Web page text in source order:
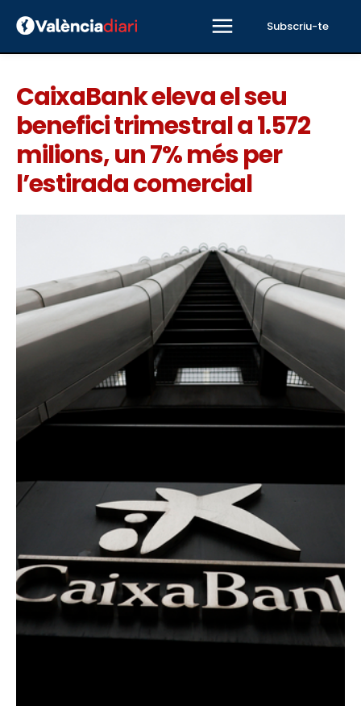
Subscriu-te
CaixaBank eleva el seu
benefici trimestral a 1.572
milions, un 7% més per
l’estirada comercial